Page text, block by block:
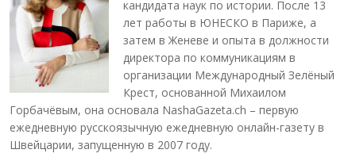
кандидата наук по истории. После 13
лет работы в ЮНЕСКО в Париже, а
затем в Женеве и опыта в должности
директора по коммуникациям в
организации Международный Зелёный
Крест, основанной Михаилом
Горбачёвым, она основала NashaGazeta.ch – первую
ежедневную русскоязычную ежедневную онлайн-газету в
Швейцарии, запущенную в 2007 году.